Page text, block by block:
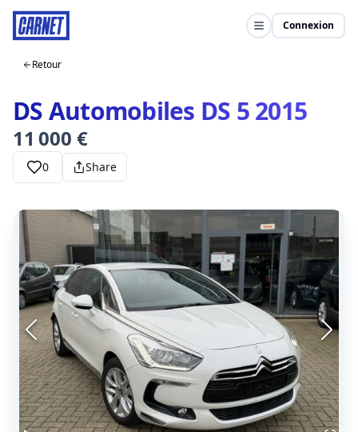
Connexion
Retour
DS Automobiles DS 5 2015
11 000 €
0 Share